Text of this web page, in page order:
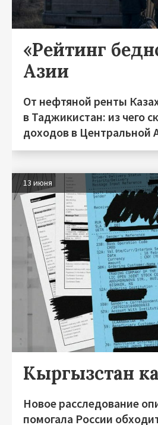
«Рейтинг
Азии
От нефтяной ренты
в Таджикистан: из чего
доходов в Центральной
13 июня
Кыргызстан
Новое расследование
помогала России